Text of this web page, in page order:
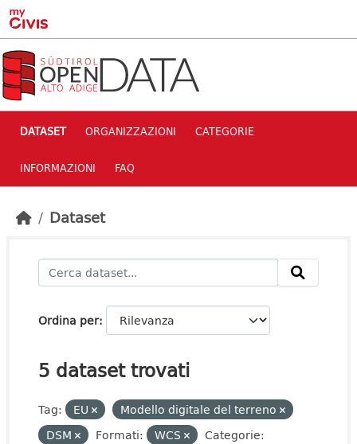
Skip to main content
DATASET ORGANIZZAZIONI CATEGORIE
INFORMAZIONI FAQ
Dataset
Ordina per
5 dataset trovati
Tag: EU
Modello digitale del terreno
DSM
Formati: WCS
Categorie: